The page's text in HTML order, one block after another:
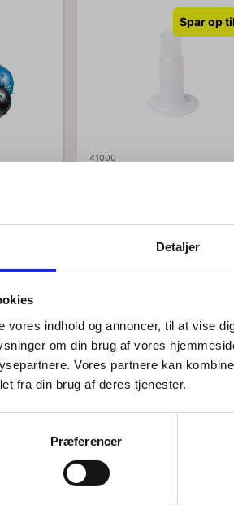
Detaljer
vores indhold og annoncer, til at vise
om din brug af vores
Vores partnere kan
fra din brug af deres tjenester.
Præferencer
Jeg ønsker at
Privat
Spar op
41000
FraDKK 13,50/ STK
DKK 10,80 ekskl. moms
in Redondo - Den